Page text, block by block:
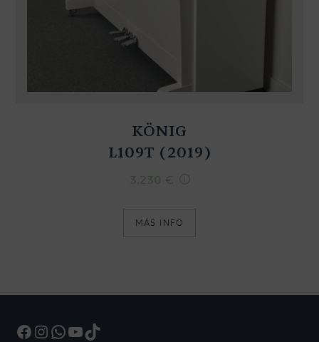
KÖNIG
L109T (2019)
3.230 €
MÁS INFO
Facebook InstagramWhatsApp YouTube TikTok